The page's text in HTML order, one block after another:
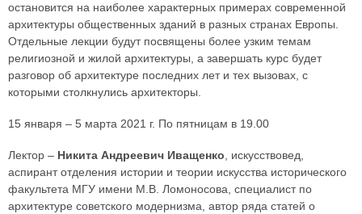
остановится на наиболее характерных примерах современной
архитектуры общественных зданий в разных странах Европы.
Отдельные лекции будут посвящены более узким темам
религиозной и жилой архитектуры, а завершать курс будет
разговор об архитектуре последних лет и тех вызовах, с
которыми столкнулись архитекторы.
15 января – 5 марта 2021 г. По пятницам в 19.00
Лектор – Никита Андреевич Иващенко , искусствовед,
аспирант отделения истории и теории искусства исторического
факультета МГУ имени М.В. Ломоносова, специалист по
архитектуре советского модернизма, автор ряда статей о